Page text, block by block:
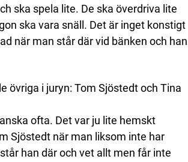
ska spela lite. De ska överdriva lite
ska vara snäll. Det är inget konstigt
när man står där vid bänken och han
övriga i juryn: Tom Sjöstedt och Tina
ofta. Det var ju lite hemskt
Sjöstedt när man liksom inte har
han där och vet allt men får inte